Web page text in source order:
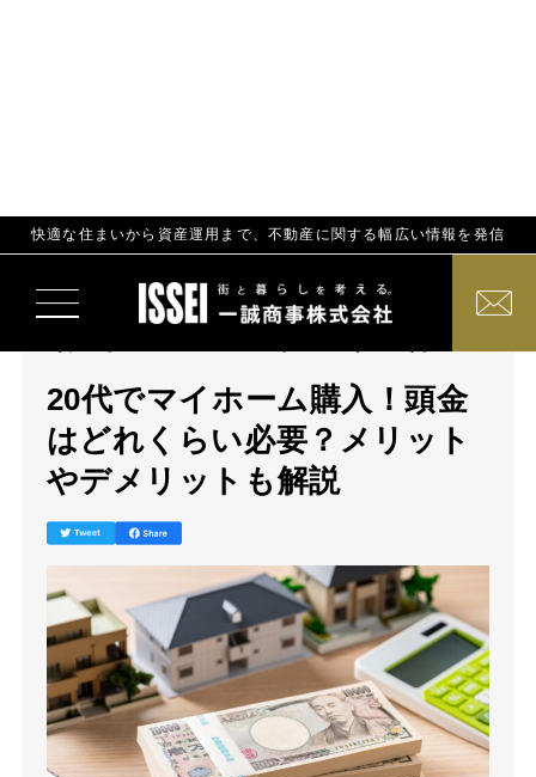
20代でマイホーム購入！頭金はどれくらい必要？メ
リットやデメリットも解説
2025.01.28
デメリッ
マイホー
メリッ
持ち
20代でマイホーム購入！頭金
はどれくらい必要？メリット
やデメリットも解説